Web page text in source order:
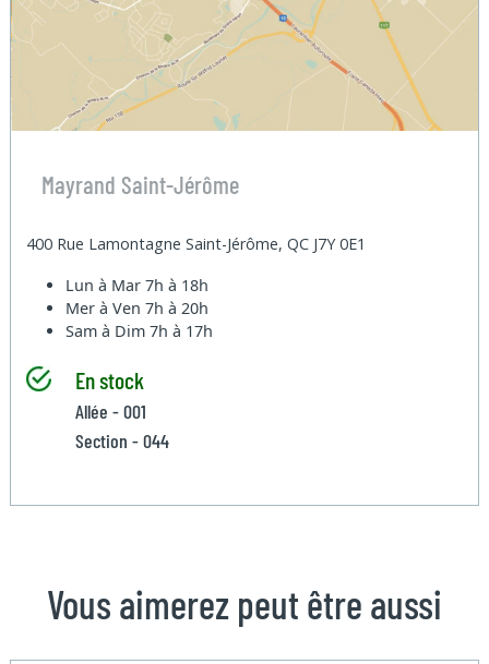
Mayrand Saint-Jérôme
400 Rue Lamontagne Saint-Jérôme, QC J7Y 0E1
Lun à Mar7h à 18h
Mer à Ven7h à 20h
Sam à Dim7h à 17h
En stock
Allée - 001
Section - 044
Vous aimerez peut être aussi